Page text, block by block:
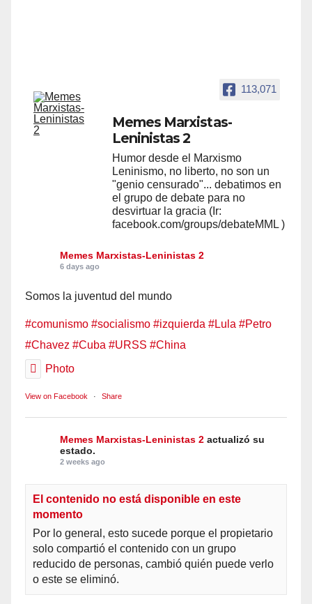
113,071
Memes Marxistas-
Leninistas 2
Humor desde el Marxismo
Leninismo, no liberto, no son un
"genio censurado"... debatimos en
el grupo de debate para no
desvirtuar la gracia (Ir:
facebook.com/groups/debateMML )
Memes Marxistas-Leninistas 2
6 days ago
Somos la juventud del mundo
#comunismo #socialismo #izquierda #Lula #Petro
#Chavez #Cuba #URSS #China
Photo
View on Facebook · Share
Memes Marxistas-Leninistas 2 actualizó su
estado.
2 weeks ago
El contenido no está disponible en este
momento
Por lo general, esto sucede porque el propietario
solo compartió el contenido con un grupo
reducido de personas, cambió quién puede verlo
o este se eliminó.